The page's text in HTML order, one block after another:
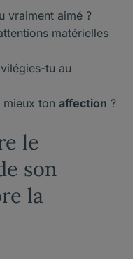
vraiment aimé ?
matérielles
tu au
ton affection ?
le
son
la